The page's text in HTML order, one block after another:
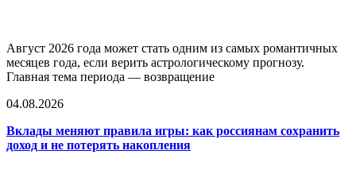
Август 2026 года может стать одним из самых романтичных
месяцев года, если верить астрологическому прогнозу.
Главная тема периода — возвращение
04.08.2026
Вклады меняют правила игры: как россиянам сохранить
доход и не потерять накопления